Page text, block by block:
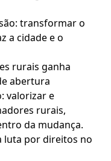
transformar o
a cidade e o
rurais ganha
abertura
valorizar e
rurais,
da mudança.
luta por direitos no